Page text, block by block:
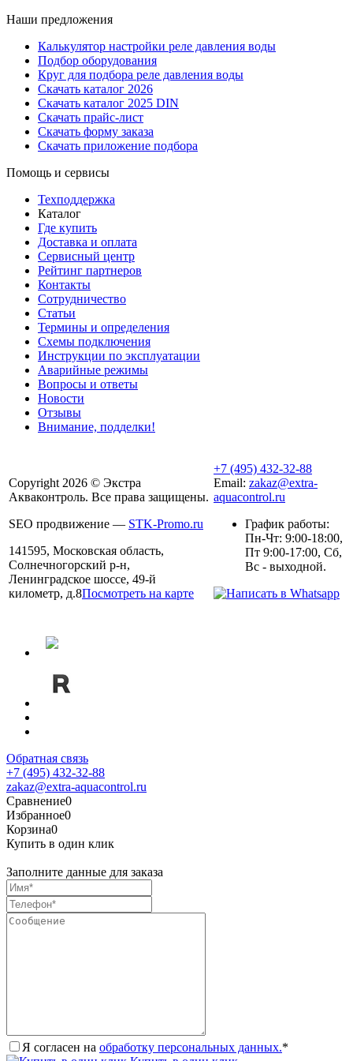
Наши предложения
Калькулятор настройки реле давления воды
Подбор оборудования
Круг для подбора реле давления воды
Скачать каталог 2026
Скачать каталог 2025 DIN
Скачать прайс-лист
Скачать форму заказа
Скачать приложение подбора
Помощь и сервисы
Техподдержка
Каталог
Где купить
Доставка и оплата
Сервисный центр
Рейтинг партнеров
Контакты
Сотрудничество
Статьи
Термины и определения
Схемы подключения
Инструкции по эксплуатации
Аварийные режимы
Вопросы и ответы
Новости
Отзывы
Внимание, подделки!
Copyright 2026 © Экстра
Акваконтроль. Все права защищены.
SEO продвижение — STK-Promo.ru
141595, Московская область,
Солнечногорский р-н,
Ленинградское шоссе, 49-й
километр, д.8Посмотреть на карте
+7 (495) 432-32-88
Email: zakaz@extra-
aquacontrol.ru
График работы:
Пн-Чт: 9:00-18:00,
Пт 9:00-17:00, Сб,
Вс - выходной.
Обратная связь
+7 (495) 432-32-88
zakaz@extra-aquacontrol.ru
Сравнение0
Избранное0
Корзина0
Купить в один клик
Заполните данные для заказа
Я согласен на обработку персональных данных.*